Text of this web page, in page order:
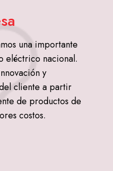
una importante
eléctrico nacional.
y
cliente a partir
de productos de
costos.